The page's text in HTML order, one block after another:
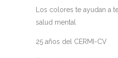
Los colores te ayudan a
salud mental
25 años del CERMI-CV